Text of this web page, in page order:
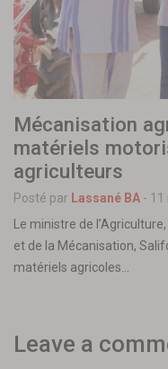
Mécanisation
matériels
agriculteurs
Posté par Lassané BA - 11
Le ministre de
et de la Mécanisation,
matériels agricoles…
Leave a